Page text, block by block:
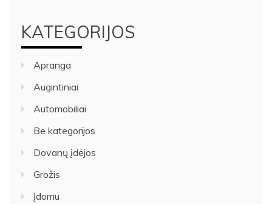
KATEGORIJOS
Apranga
Augintiniai
Automobiliai
Be kategorijos
Dovanų įdėjos
Grožis
Įdomu